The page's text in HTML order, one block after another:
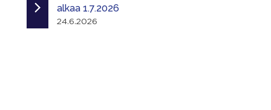
alkaa 1.7.2026
24.6.2026